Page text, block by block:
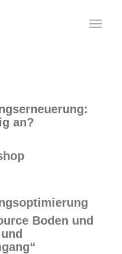
an?
Boden und